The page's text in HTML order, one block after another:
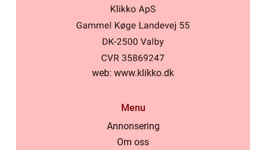
web: www.klikko.dk
Menu
Annonsering
Om oss